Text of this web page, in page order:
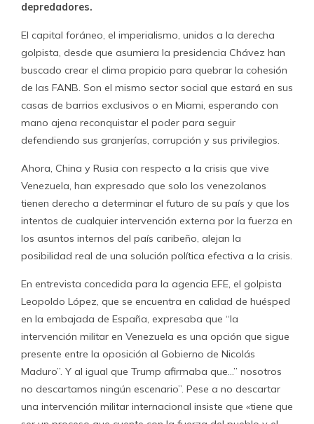
depredadores.
El capital foráneo, el imperialismo, unidos a la derecha
golpista, desde que asumiera la presidencia Chávez han
buscado crear el clima propicio para quebrar la cohesión
de las FANB. Son el mismo sector social que estará en sus
casas de barrios exclusivos o en Miami, esperando con
mano ajena reconquistar el poder para seguir
defendiendo sus granjerías, corrupción y sus privilegios.
Ahora, China y Rusia con respecto a la crisis que vive
Venezuela, han expresado que solo los venezolanos
tienen derecho a determinar el futuro de su país y que los
intentos de cualquier intervención externa por la fuerza en
los asuntos internos del país caribeño, alejan la
posibilidad real de una solución política efectiva a la crisis.
En entrevista concedida para la agencia EFE, el golpista
Leopoldo López, que se encuentra en calidad de huésped
en la embajada de España, expresaba que “la
intervención militar en Venezuela es una opción que sigue
presente entre la oposición al Gobierno de Nicolás
Maduro”. Y al igual que Trump afirmaba que…” nosotros
no descartamos ningún escenario”. Pese a no descartar
una intervención militar internacional insiste que «tiene que